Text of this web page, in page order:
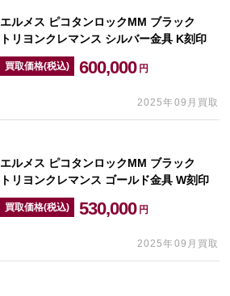
エルメス ピコタンロックMM ブラック
トリヨンクレマンス シルバー金具 K刻印
買取価格(税込) 600,000 円
2025年09月買取
エルメス ピコタンロックMM ブラック
トリヨンクレマンス ゴールド金具 W刻印
買取価格(税込) 530,000 円
2025年09月買取